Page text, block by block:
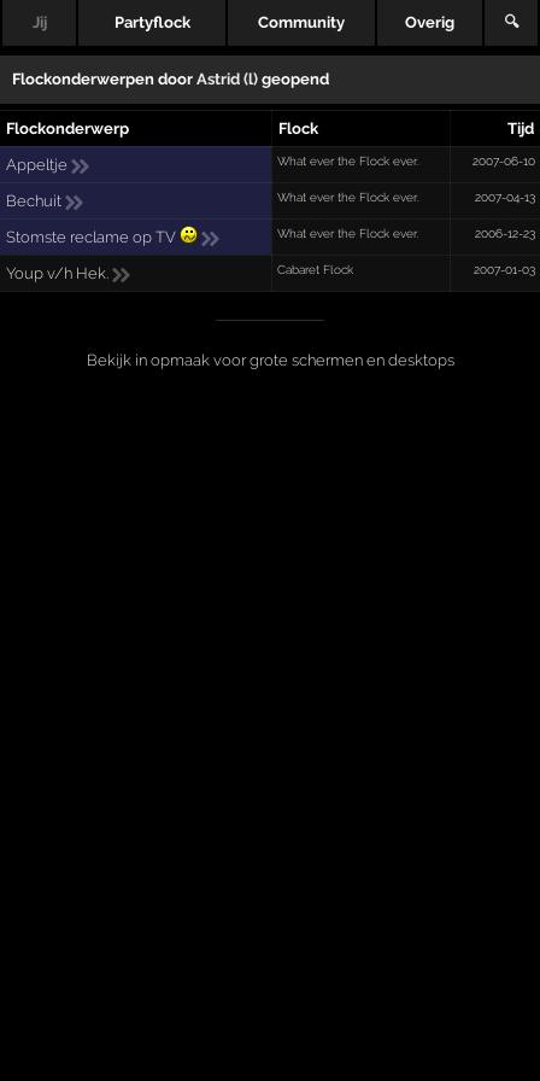
Jij Partyflock Community Overig 🔍
Flockonderwerpen doorAstrid (l) geopend
Flockonderwerp Flock
Tijd
Appeltje
What ever the Flock ever. 2007-06-10
Bechuit What ever the Flock ever. 2007-04-13
Stomste reclame op TV What ever the Flock ever. 2006-12-23
Youp v/h Hek. Cabaret Flock 2007-01-03
Bekijk in opmaak voor grote schermen en desktops